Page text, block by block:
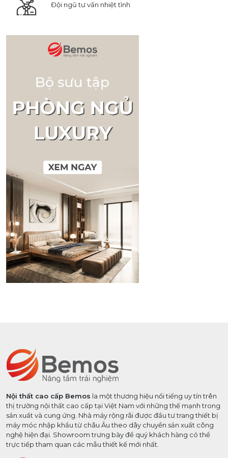
Đội ngũ tư vấn nhiệt tình
Nội thất cao cấp Bemos la một thương hiệu nổi tiếng uy tín trên
thị trường nội thất cao cấp tại Việt Nam với những thế mạnh trong
sản xuất và cung ứng. Nhà máy rộng rãi được đầu tư trang thiết bị
máy móc nhập khẩu từ châu Âu theo dây chuyền sản xuất công
nghệ hiện đại. Showroom trưng bày để quý khách hàng có thể
trực tiếp tham quan các mẫu thiết kế mới nhất.